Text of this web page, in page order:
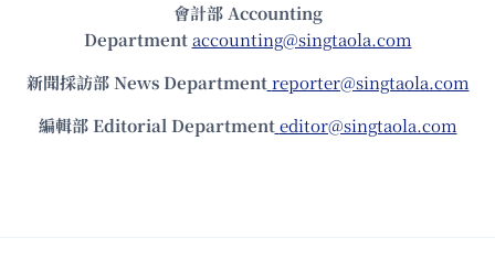
會計部 Accounting
Department accounting@singtaola.com
新聞採訪部 News Department reporter@singtaola.com
編輯部 Editorial Department editor@singtaola.com